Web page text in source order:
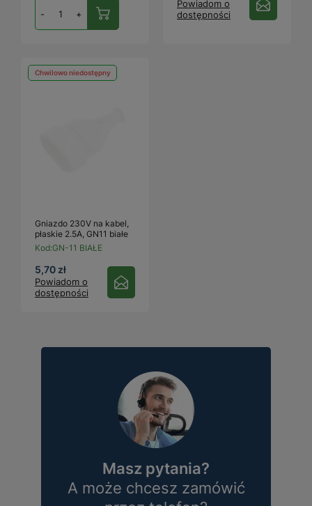
- +
Powiadom o
dostępności
Chwilowo niedostępny
Gniazdo 230V na kabel,
płaskie 2.5A, GN11 białe
Kod:GN-11 BIAŁE
5,70 zł
Powiadom o
dostępności
Masz pytania?
A może chcesz zamówić